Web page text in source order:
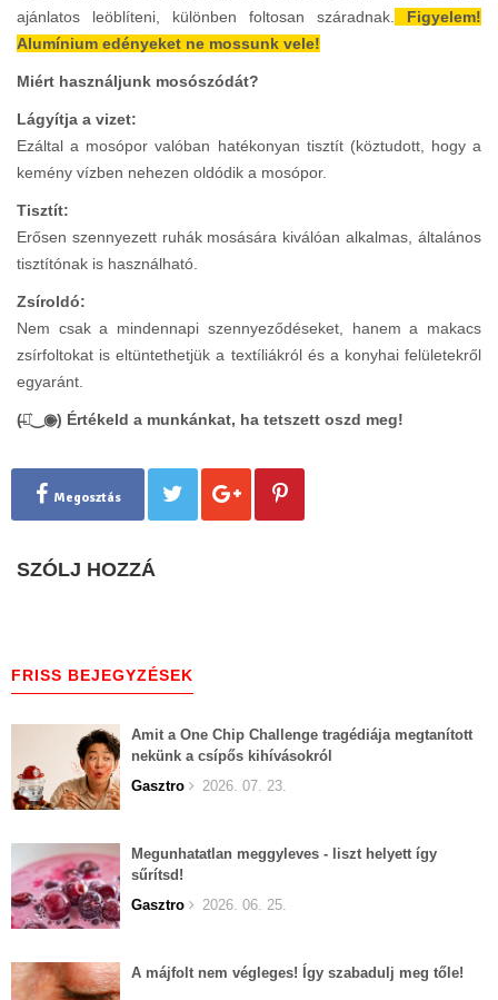
ajánlatos leöblíteni, különben foltosan száradnak.
Figyelem!
Alumínium edényeket ne mossunk vele!
Miért használjunk mosószódát?
Lágyítja a vizet:
Ezáltal a mosópor valóban hatékonyan tisztít (köztudott, hogy a
kemény vízben nehezen oldódik a mosópor.
Tisztít:
Erősen szennyezett ruhák mosására kiválóan alkalmas, általános
tisztítónak is használható.
Zsíroldó:
Nem csak a mindennapi szennyeződéseket, hanem a makacs
zsírfoltokat is eltüntethetjük a textíliákról és a konyhai felületekről
egyaránt.
(̶◉͛‿◉̶) Értékeld a munkánkat, ha tetszett oszd meg!
Megosztás
SZÓLJ HOZZÁ
FRISS BEJEGYZÉSEK
Amit a One Chip Challenge tragédiája megtanított
nekünk a csípős kihívásokról
Gasztro
2026. 07. 23.
Megunhatatlan meggyleves - liszt helyett így
sűrítsd!
Gasztro
2026. 06. 25.
A májfolt nem végleges! Így szabadulj meg tőle!